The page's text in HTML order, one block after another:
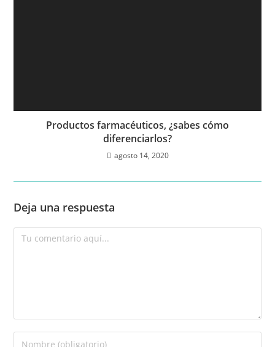
Productos farmacéuticos, ¿sabes cómo
diferenciarlos?
agosto 14, 2020
Deja una respuesta